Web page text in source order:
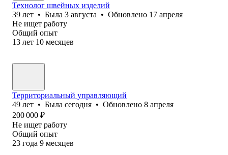
Технолог швейных изделий
39 лет • Была 3 августа • Обновлено 17 апреля
Не ищет работу
Общий опыт
13 лет 10 месяцев
Территориальный управляющий
49 лет • Была сегодня • Обновлено 8 апреля
200 000 ₽
Не ищет работу
Общий опыт
23 года 9 месяцев